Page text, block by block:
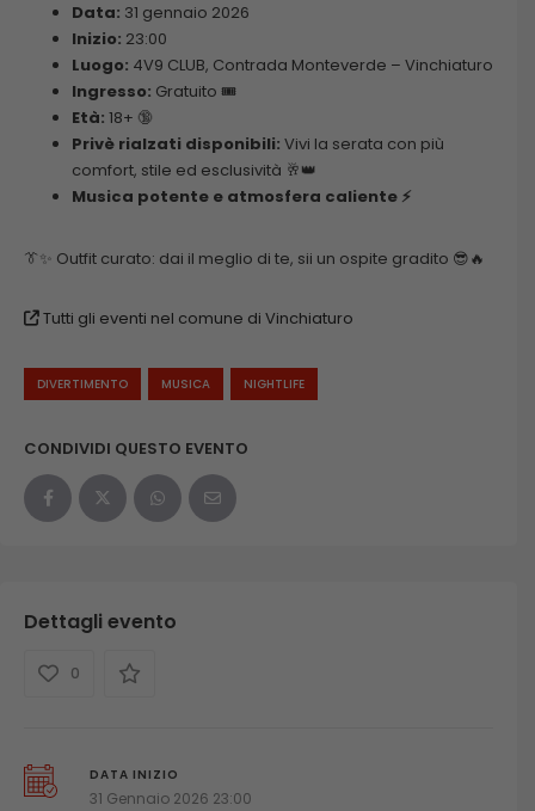
Data: 31 gennaio 2026
Inizio: 23:00
Luogo: 4V9 CLUB, Contrada Monteverde – Vinchiaturo
Ingresso: Gratuito 🎟️
Età: 18+ 🔞
Privè rialzati disponibili: Vivi la serata con più
comfort, stile ed esclusività 🥂👑
Musica potente e atmosfera caliente ⚡
👔✨ Outfit curato: dai il meglio di te, sii un ospite gradito 😎🔥
Tutti gli eventi nel comune di Vinchiaturo
DIVERTIMENTO MUSICA NIGHTLIFE
CONDIVIDI QUESTO EVENTO
Dettagli evento
0
DATA INIZIO
31 Gennaio 2026 23:00